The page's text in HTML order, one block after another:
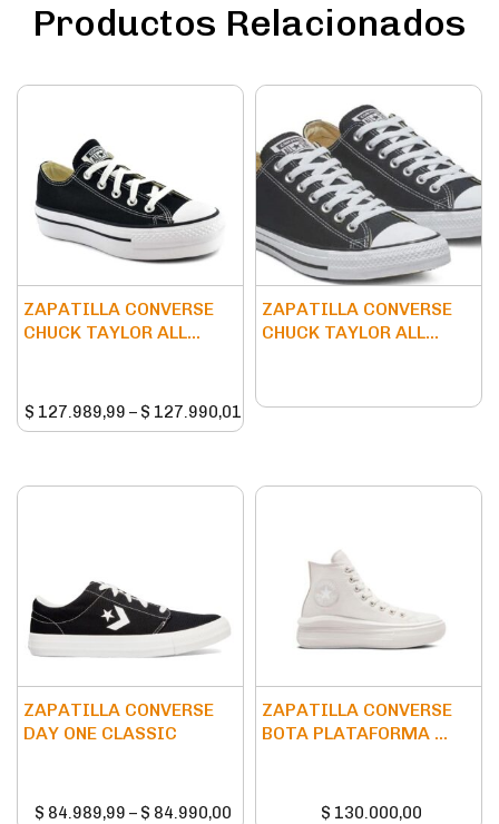
Productos Relacionados
ZAPATILLA CONVERSE
CHUCK TAYLOR ALL...
$ 127.989,99 – $ 127.990,01
ZAPATILLA CONVERSE
CHUCK TAYLOR ALL...
ZAPATILLA CONVERSE
DAY ONE CLASSIC
$ 84.989,99 – $ 84.990,00
ZAPATILLA CONVERSE
BOTA PLATAFORMA ...
$ 130.000,00